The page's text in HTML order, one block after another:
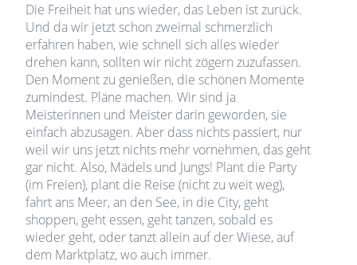
Die Freiheit hat uns wieder, das Leben ist zurück.
Und da wir jetzt schon zweimal schmerzlich
erfahren haben, wie schnell sich alles wieder
drehen kann, sollten wir nicht zögern zuzufassen.
Den Moment zu genießen, die schönen Momente
zumindest. Pläne machen. Wir sind ja
Meisterinnen und Meister darin geworden, sie
einfach abzusagen. Aber dass nichts passiert, nur
weil wir uns jetzt nichts mehr vornehmen, das geht
gar nicht. Also, Mädels und Jungs! Plant die Party
(im Freien), plant die Reise (nicht zu weit weg),
fahrt ans Meer, an den See, in die City, geht
shoppen, geht essen, geht tanzen, sobald es
wieder geht, oder tanzt allein auf der Wiese, auf
dem Marktplatz, wo auch immer.